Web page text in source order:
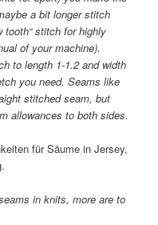
a bit longer stitch
tooth“ stitch for highly
of your machine).
to length 1-1.2 and width
you need. Seams like
stitched seam, but
allowances to both sides.
für Säume in Jersey,
in knits, more are to